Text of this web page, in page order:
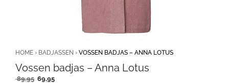
HOME › BADJASSEN › VOSSEN BADJAS – ANNA LOTUS
Vossen badjas – Anna Lotus
89,95 Oorspronkelijke
69,95Huidige